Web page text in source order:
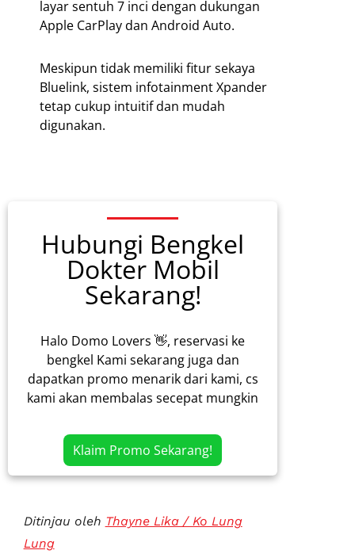
layar sentuh 7 inci dengan dukungan
Apple CarPlay dan Android Auto.
Meskipun tidak memiliki fitur sekaya
Bluelink, sistem infotainment Xpander
tetap cukup intuitif dan mudah
digunakan.
Hubungi Bengkel
Dokter Mobil
Sekarang!
Halo Domo Lovers 👋, reservasi ke
bengkel Kami sekarang juga dan
dapatkan promo menarik dari kami, cs
kami akan membalas secepat mungkin
Klaim Promo Sekarang!
Ditinjau oleh Thayne Lika / Ko Lung
Lung